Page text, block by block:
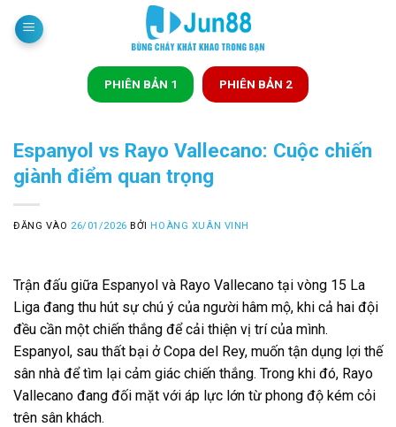
qua
PHIÊN BẢN 1 PHIÊN BẢN 2
Espanyol vs Rayo Vallecano: Cuộc chiến
giành điểm quan trọng
ĐĂNG VÀO 26/01/2026 BỞI HOÀNG XUÂN VINH
Trận đấu giữa Espanyol và Rayo Vallecano tại vòng 15 La
Liga đang thu hút sự chú ý của người hâm mộ, khi cả hai đội
đều cần một chiến thắng để cải thiện vị trí của mình.
Espanyol, sau thất bại ở Copa del Rey, muốn tận dụng lợi thế
sân nhà để tìm lại cảm giác chiến thắng. Trong khi đó, Rayo
Vallecano đang đối mặt với áp lực lớn từ phong độ kém cỏi
trên sân khách.